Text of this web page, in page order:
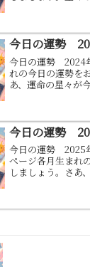
しでも光をもたら
今日の運勢
今日の運勢 2024
れの今日の運勢を
あ、運命の星々が
として受け取って
(12月2...
今日の運勢
今日の運勢
ぺージ各月生まれ
しましょう。さあ
風は常に新たな方